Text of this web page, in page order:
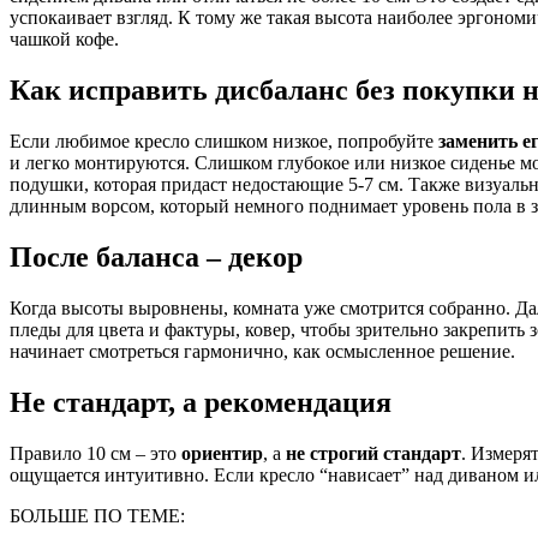
успокаивает взгляд. К тому же такая высота наиболее
чашкой кофе.
Как исправить дисбаланс без покупки
Если любимое кресло слишком низкое, попробуйте заменить
и легко монтируются. Слишком глубокое или низкое сиденье
подушки, которая придаст недостающие 5-7 см. Также
длинным ворсом, который немного поднимает уровень пола в
После баланса – декор
Когда высоты выровнены, комната уже смотрится собранно.
пледы для цвета и фактуры, ковер, чтобы зрительно
начинает смотреться гармонично, как осмысленное решение.
Не стандарт, а рекомендация
Правило 10 см – это ориентир, а не строгий стандарт.
ощущается интуитивно. Если кресло “нависает” над диваном
БОЛЬШЕ ПО ТЕМЕ: